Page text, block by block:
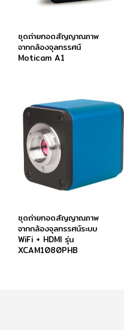
ชุดถ่ายทอดสัญญาณภาพ
จากกล้องจุลทรรศน์
Moticam A1
ชุดถ่ายทอดสัญญาณภาพ
จากกล้องจุลทรรศน์ระบบ
WiFi + HDMI รุ่น
XCAM1080PHB